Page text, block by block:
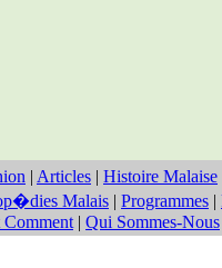
| Articles | Histoire Malaise
Malais | Programmes |
Comment | Qui Sommes-Nous